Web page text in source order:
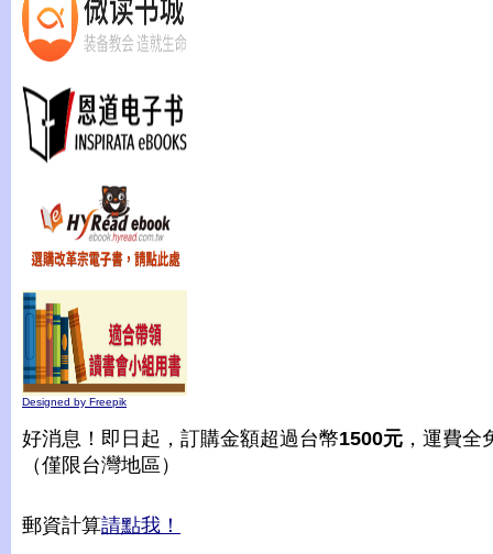
Designed by Freepik
好消息！即日起，訂購金額超過台幣1500元 ，運費全
（僅限台灣地區）
郵資計算請點我！